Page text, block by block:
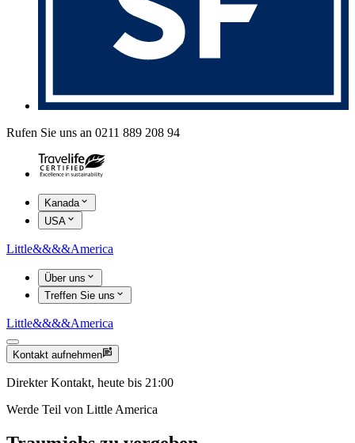
Rufen Sie uns an 0211 889 208 94
Kanada
USA
Little&&&&America
Über uns
Treffen Sie uns
Little&&&&America
Kontakt aufnehmen
Direkter Kontakt, heute bis 21:00
Werde Teil von Little America